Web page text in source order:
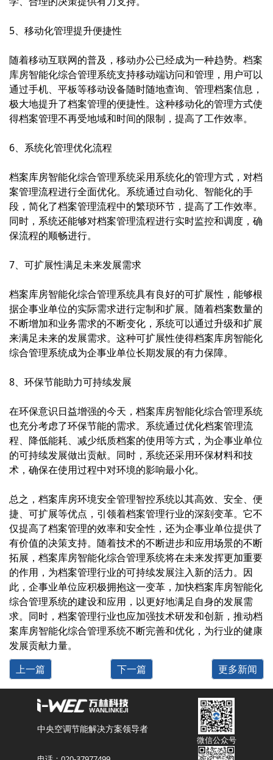
5、移动化管理提升便捷性
随着移动互联网的普及，移动办公已经成为一种趋势。档案
库房智能化综合管理系统支持移动端访问和管理，用户可以
通过手机、平板等移动设备随时随地查询、管理档案信息，
极大地提升了档案管理的便捷性。这种移动化的管理方式使
得档案管理不再受地域和时间的限制，提高了工作效率。
6、系统化管理优化流程
档案库房智能化综合管理系统采用系统化的管理方式，对档
案管理流程进行全面优化。系统通过自动化、智能化的手
段，简化了档案管理流程中的繁琐环节，提高了工作效率。
同时，系统还能够对档案管理流程进行实时监控和调度，确
保流程的顺畅进行。
7、可扩展性满足未来发展需求
档案库房智能化综合管理系统具有良好的可扩展性，能够根
据企事业单位的实际需求进行定制和扩展。随着档案数量的
不断增加和业务需求的不断变化，系统可以通过升级和扩展
来满足未来的发展需求。这种可扩展性使得档案库房智能化
综合管理系统成为企事业单位长期发展的有力保障。
8、环保节能助力可持续发展
在环保意识日益增强的今天，档案库房智能化综合管理系统
也充分考虑了环保节能的需求。系统通过优化档案管理流
程、降低能耗、减少纸质档案的使用等方式，为企事业单位
的可持续发展做出贡献。同时，系统还采用环保材料和技
术，确保在使用过程中对环境的影响最小化。
总之， 档案库房环境安全管理智控系统以其高效、安全、便
捷、可扩展等优点，引领着档案管理行业的深刻变革。它不
仅提高了档案管理的效率和安全性，还为企事业单位提供了
有价值的决策支持。随着技术的不断进步和应用场景的不断
拓展，档案库房智能化综合管理系统将在未来发挥更加重要
的作用，为档案管理行业的可持续发展注入新的活力。因
此，企事业单位应积极拥抱这一变革，加快档案库房智能化
综合管理系统的建设和应用，以更好地满足自身的发展需
求。同时，档案管理行业也应加强技术研发和创新，推动档
案库房智能化综合管理系统不断完善和优化，为行业的健康
发展贡献力量。
上一篇
下一篇 更多新闻
中央空调节能解决方案领导者
微信公众号